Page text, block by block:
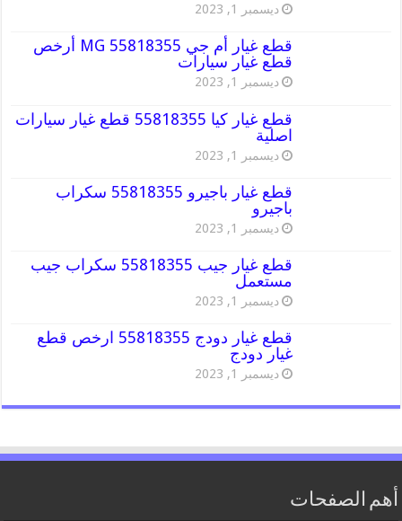
ديسمبر 1, 2023
قطع غيار أم جي MG 55818355 أرخص
قطع غيار سيارات
ديسمبر 1, 2023
قطع غيار كيا 55818355 قطع غيار سيارات
اصلية
ديسمبر 1, 2023
قطع غيار باجيرو 55818355 سكراب
باجيرو
ديسمبر 1, 2023
قطع غيار جيب 55818355 سكراب جيب
مستعمل
ديسمبر 1, 2023
قطع غيار دودج 55818355 ارخص قطع
غيار دودج
ديسمبر 1, 2023
أهم الصفحات